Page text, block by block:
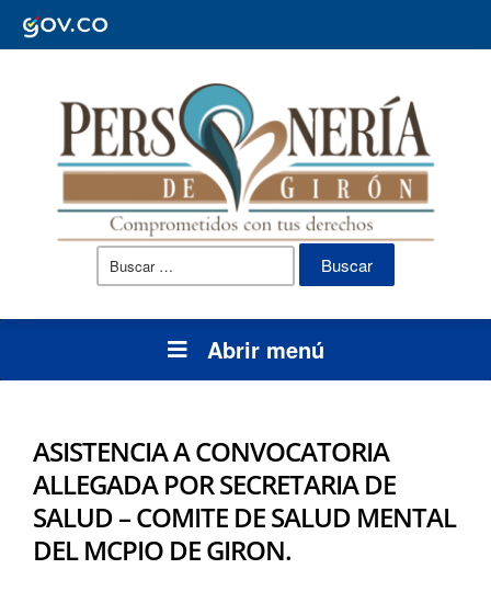
Buscar:
Abrir menú
ASISTENCIA A CONVOCATORIA
ALLEGADA POR SECRETARIA DE
SALUD – COMITE DE SALUD MENTAL
DEL MCPIO DE GIRON.